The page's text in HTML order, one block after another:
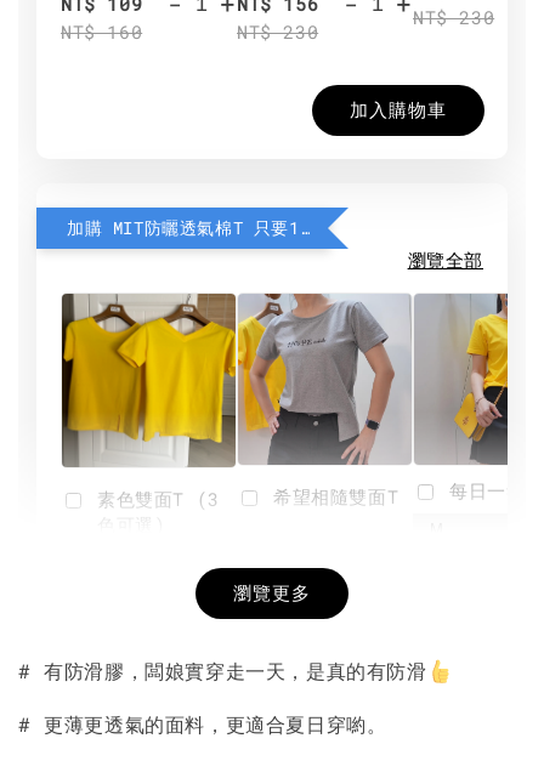
NT$ 160
NT$ 230
NT$ 230
加入購物車
加購 MIT防曬透氣棉T 只要190元
瀏覽全部
素色雙面T (3
+
希望相隨雙面T
NT$ 190
-
每日一笑
瀏覽更多
# 有防滑膠，闆娘實穿走一天，是真的有防滑
# 更薄更透氣的面料，更適合夏日穿喲。